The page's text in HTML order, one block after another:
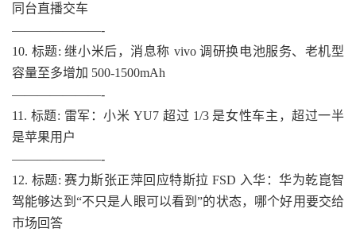
同台直播交车
———————-
10. 标题: 继小米后，消息称 vivo 调研换电池服务、老机型
容量至多增加 500-1500mAh
———————-
11. 标题: 雷军：小米 YU7 超过 1/3 是女性车主，超过一半
是苹果用户
———————-
12. 标题: 赛力斯张正萍回应特斯拉 FSD 入华：华为乾崑智
驾能够达到“不只是人眼可以看到”的状态，哪个好用要交给
市场回答